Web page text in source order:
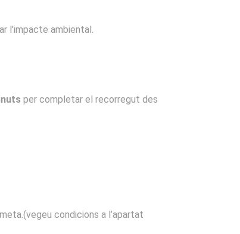
l'impacte ambiental.
per completar el recorregut des
condicions a l’apartat